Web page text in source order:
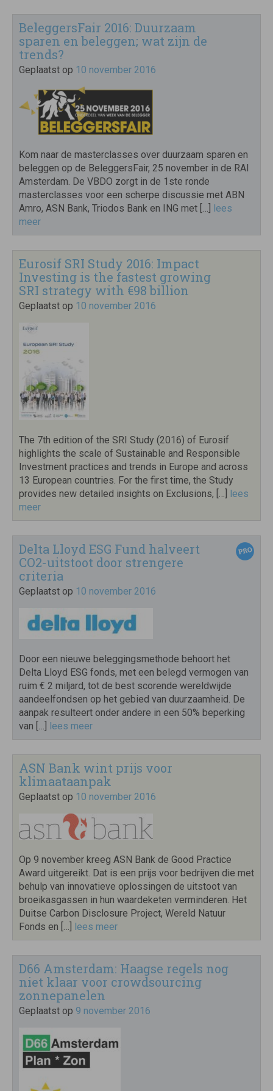
BeleggersFair 2016: Duurzaam
sparen en beleggen; wat zijn de
trends?
Geplaatst op 10 november 2016
Kom naar de masterclasses over duurzaam sparen en
beleggen op de BeleggersFair, 25 november in de RAI
Amsterdam. De VBDO zorgt in de 1ste ronde
masterclasses voor een scherpe discussie met ABN
Amro, ASN Bank, Triodos Bank en ING met […] lees
meer
Eurosif SRI Study 2016: Impact
Investing is the fastest growing
SRI strategy with €98 billion
Geplaatst op 10 november 2016
The 7th edition of the SRI Study (2016) of Eurosif
highlights the scale of Sustainable and Responsible
Investment practices and trends in Europe and across
13 European countries. For the first time, the Study
provides new detailed insights on Exclusions, […] lees
meer
Delta Lloyd ESG Fund halveert
CO2-uitstoot door strengere
criteria
Geplaatst op 10 november 2016
Door een nieuwe beleggingsmethode behoort het
Delta Lloyd ESG fonds, met een belegd vermogen van
ruim € 2 miljard, tot de best scorende wereldwijde
aandeelfondsen op het gebied van duurzaamheid. De
aanpak resulteert onder andere in een 50% beperking
van […] lees meer
ASN Bank wint prijs voor
klimaataanpak
Geplaatst op 10 november 2016
Op 9 november kreeg ASN Bank de Good Practice
Award uitgereikt. Dat is een prijs voor bedrijven die met
behulp van innovatieve oplossingen de uitstoot van
broeikasgassen in hun waardeketen verminderen. Het
Duitse Carbon Disclosure Project, Wereld Natuur
Fonds en […] lees meer
D66 Amsterdam: Haagse regels nog
niet klaar voor crowdsourcing
zonnepanelen
Geplaatst op 9 november 2016